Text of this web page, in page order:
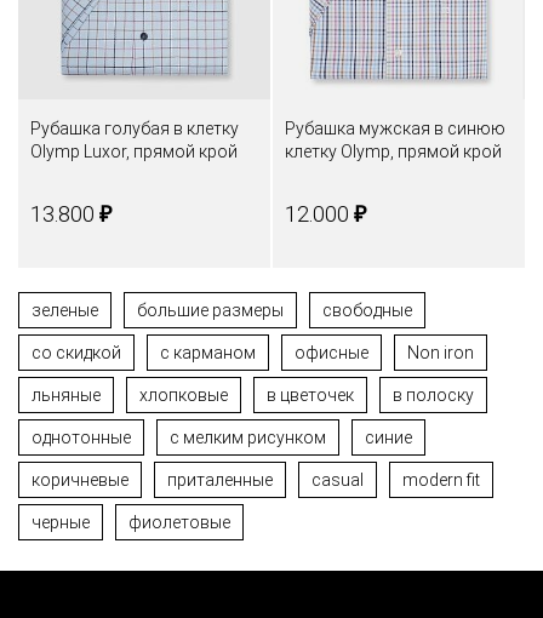
Рубашка голубая в клетку
Olymp Luxor, прямой крой
13.800 ₽
Рубашка мужская в синюю
клетку Olymp, прямой крой
12.000 ₽
зеленые большие размеры свободные
со скидкой с карманом офисные Non iron
льняные хлопковые в цветочек в полоску
однотонные с мелким рисунком синие
коричневые приталенные casual modern fit
черные фиолетовые